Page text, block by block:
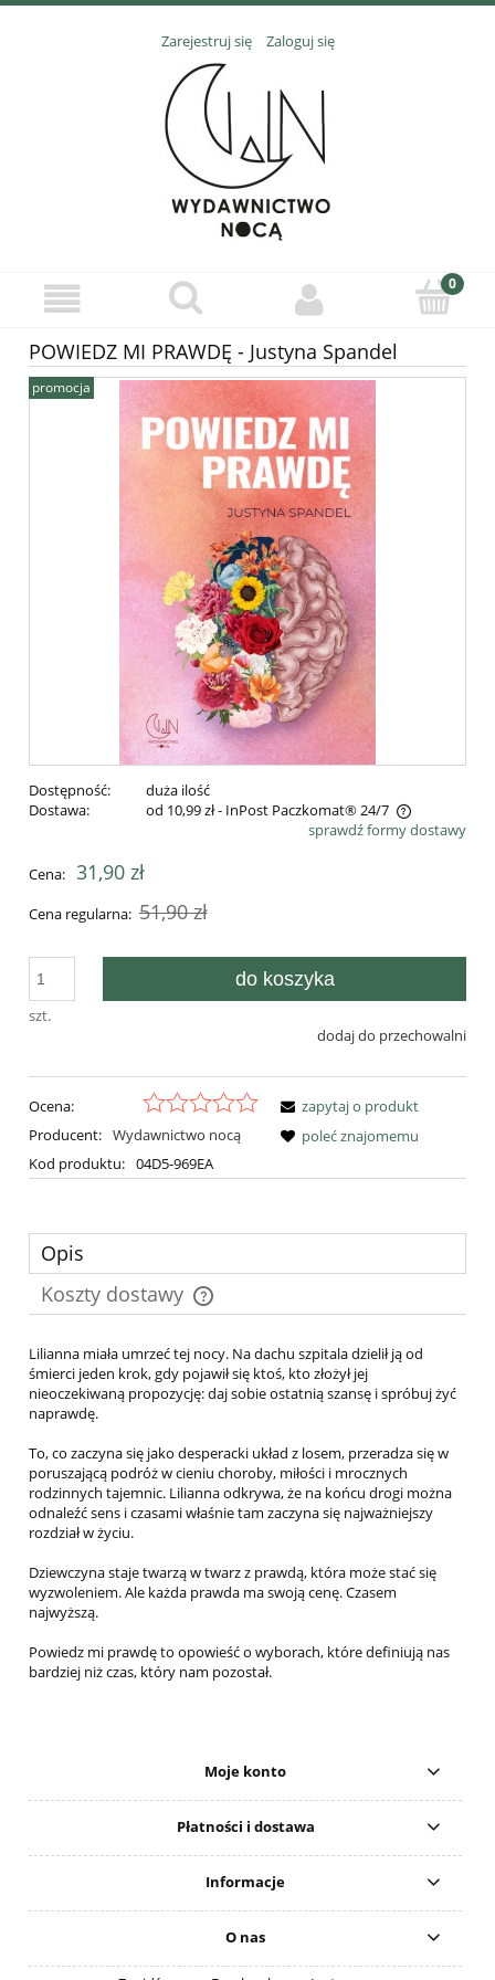
Zarejestruj się Zaloguj się
POWIEDZ MI PRAWDĘ - Justyna Spandel
promocja
Dostępność:
duża ilość
Dostawa:
od 10,99 zł- InPost Paczkomat® 24/7
Cena nie zawiera ewentualnych kosztów płatnościsprawdź formy dostawy
Cena: 31,90 zł
Cena regularna: 51,90 zł
szt.
do koszyka
dodaj do przechowalni
Ocena:
Producent: Wydawnictwo nocą
Kod produktu: 04D5-969EA
zapytaj o produkt
poleć znajomemu
Opis
Koszty dostawy
Cena nie zawiera ewentualnych kosztów płatności
Lilianna miała umrzeć tej nocy. Na dachu szpitala dzielił ją od
śmierci jeden krok, gdy pojawił się ktoś, kto złożył jej
nieoczekiwaną propozycję: daj sobie ostatnią szansę i spróbuj żyć
naprawdę.
To, co zaczyna się jako desperacki układ z losem, przeradza się w
poruszającą podróż w cieniu choroby, miłości i mrocznych
rodzinnych tajemnic. Lilianna odkrywa, że na końcu drogi można
odnaleźć sens i czasami właśnie tam zaczyna się najważniejszy
rozdział w życiu.
Dziewczyna staje twarzą w twarz z prawdą, która może stać się
wyzwoleniem. Ale każda prawda ma swoją cenę. Czasem
najwyższą.
Powiedz mi prawdę to opowieść o wyborach, które definiują nas
bardziej niż czas, który nam pozostał.
Moje konto
Płatności i dostawa
Informacje
O nas